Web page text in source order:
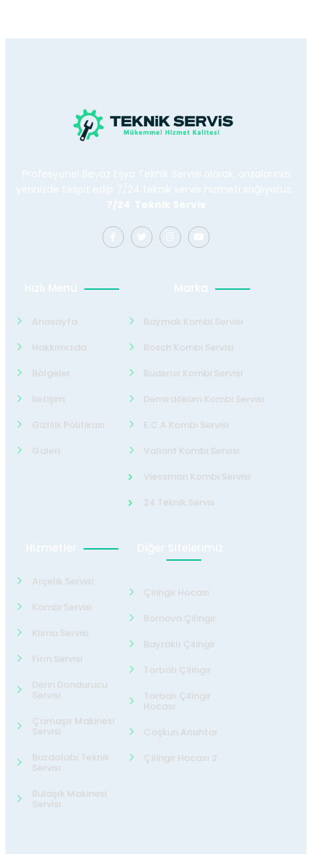
Profesyonel Beyaz Eşya Teknik Servisi olarak, arızalarınızı
yerinizde tespit edip 7/24 teknik servis hizmeti sağlıyoruz.
7/24 Teknik Servis
Hızlı Menü
Anasayfa
Hakkımızda
Bölgeler
İletişim
Gizlilik Politikası
Galeri
Marka
Baymak Kombi Servisi
Bosch Kombi Servisi
Buderus Kombi Servisi
Demirdöküm Kombi Servisi
E.C.A Kombi Servisi
Valiant Kombi Servisi
Viessman Kombi Servisi
24 Teknik Servis
Hizmetler
Arçelik Servisi
Kombi Servisi
Klima Servisi
Fırın Servisi
Derin Dondurucu
Servisi
Çamaşır Makinesi
Servisi
Buzdolabı Teknik
Servisi
Bulaşık Makinesi
Servisi
Diğer Sitelerimiz
Çilingir Hocası
Bornova Çilingir
Bayraklı Çilingir
Torbalı Çilingir
Torbalı Çilingir
Hocası
Coşkun Anahtar
Çilingir Hocası 2